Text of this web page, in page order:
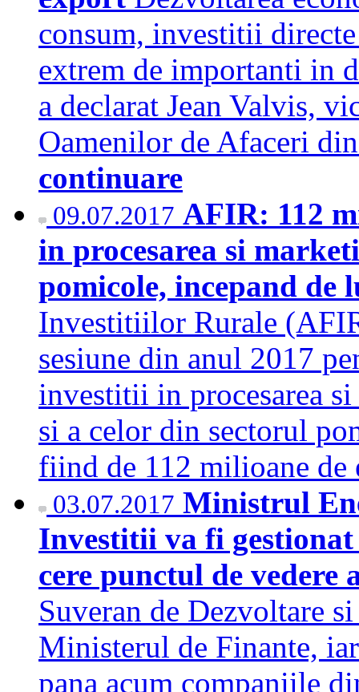
consum, investitii
extrem de importanti in
a declarat Jean Valvis,
Oamenilor de Afaceri
continuare
09.07.2017 AFIR: 112
in procesarea si
pomicole, incepand de
Investitiilor Rurale
sesiune din anul 2017
investitii in procesarea
si a celor din sectorul
fiind de 112 milioane
03.07.2017 Ministrul
Investitii va fi
cere punctul de
Suveran de Dezvoltare
Ministerul de Finante,
pana acum companiile